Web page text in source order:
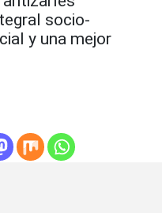
socio-
y una mejor